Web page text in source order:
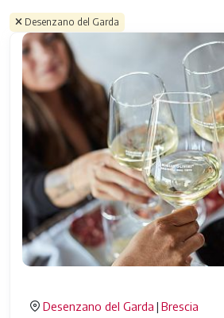
Desenzano del Garda
Desenzano del Garda | Brescia